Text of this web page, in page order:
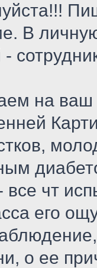
В
на ваш
все чт
его
о ее